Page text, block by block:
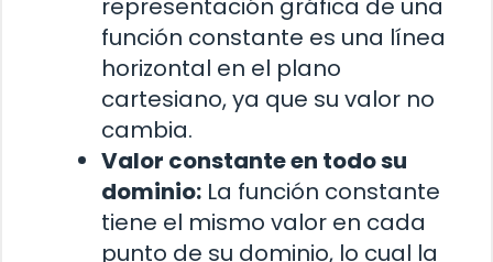
representación gráfica de una
función constante es una línea
horizontal en el plano
cartesiano, ya que su valor no
cambia.
Valor constante en todo su
dominio: La función constante
tiene el mismo valor en cada
punto de su dominio, lo cual la